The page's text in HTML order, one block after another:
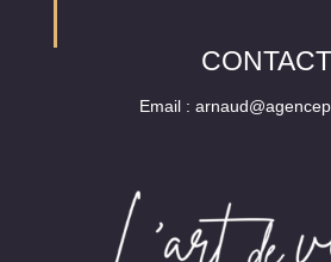
CONTACT
Email :